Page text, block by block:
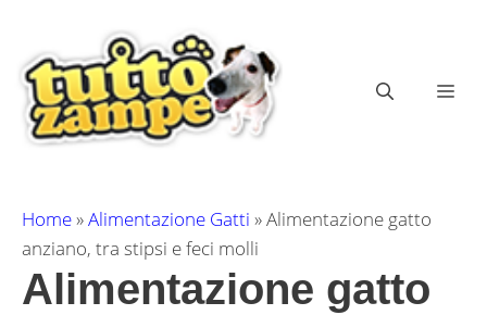
contenuto
Home»Alimentazione Gatti »Alimentazione gatto
anziano, tra stipsi e feci molli
Alimentazione gatto